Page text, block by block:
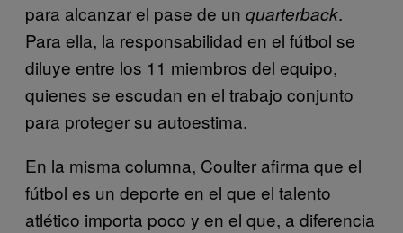
para alcanzar el pase de un quarterback.
Para ella, la responsabilidad en el fútbol se
diluye entre los 11 miembros del equipo,
quienes se escudan en el trabajo conjunto
para proteger su autoestima.
En la misma columna, Coulter afirma que el
fútbol es un deporte en el que el talento
atlético importa poco y en el que, a diferencia